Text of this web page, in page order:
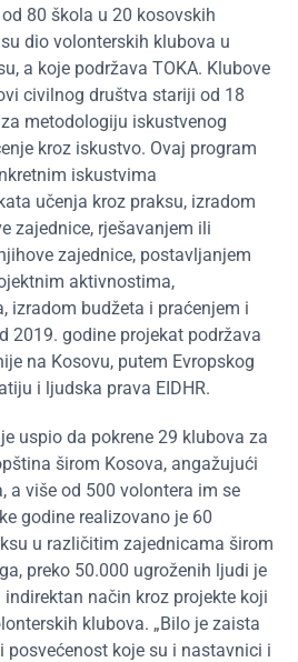
80 škola u 20 kosovskih
dio volonterskih klubova u
a koje podržava TOKA. Klubove
civilnog društva stariji od 18
metodologiju iskustvenog
kroz iskustvo. Ovaj program
iskustvima
učenja kroz praksu, izradom
zajednice, rješavanjem ili
zajednice, postavljanjem
aktivnostima,
izradom budžeta i praćenjem i
2019. godine projekat podržava
na Kosovu, putem Evropskog
i ljudska prava EIDHR.
uspio da pokrene 29 klubova za
širom Kosova, angažujući
a više od 500 volontera im se
godine realizovano je 60
u različitim zajednicama širom
preko 50.000 ugroženih ljudi je
način kroz projekte koji
klubova. „Bilo je zaista
koje su i nastavnici i